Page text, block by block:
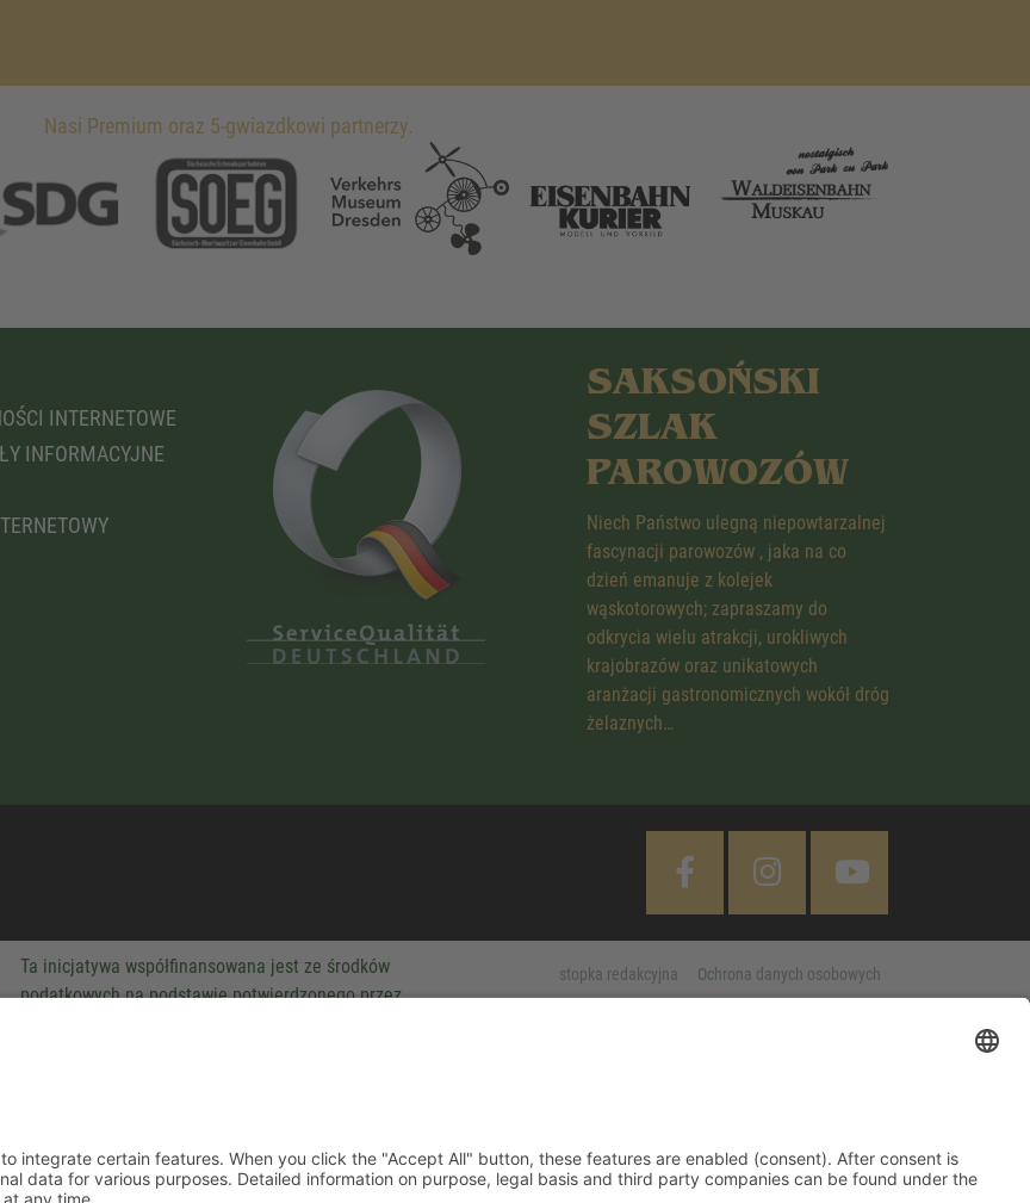
Nasi Premium oraz 5-gwiazdkowi partnerzy.
INTERNETOWE
INFORMACYJNE
SAKSOŃSKI
SZLAK
PAROWOZÓW
Niech Państwo ulegną niepowtarzalnej
fascynacji parowozów , jaka na co
dzień emanuje z kolejek
wąskotorowych; zapraszamy do
odkrycia wielu atrakcji, urokliwych
krajobrazów oraz unikatowych
aranżacji gastronomicznych wokół dróg
żelaznych…
Ta inicjatywa współfinansowana jest ze środków
podatkowych na podstawie potwierdzonego przez
stopka redakcyjna Ochrona danych osobowych
to integrate certain features. When you click the "Accept All" button, these features are enabled (consent). After
process your personal data for various purposes. Detailed information on purpose, legal basis and third party companies
policy. You can revoke your consent at any time.